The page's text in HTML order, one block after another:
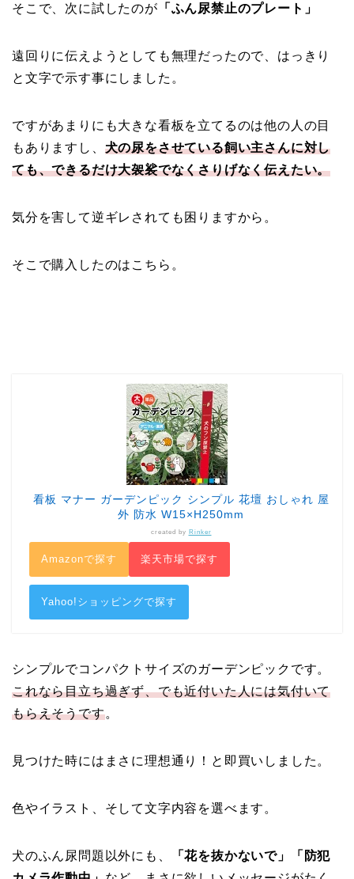
そこで、次に試したのが 「ふん尿禁止のプレート」
遠回りに伝えようとしても無理だったので、はっきり
と文字で示す事にしました。
ですがあまりにも大きな看板を立てるのは他の人の目
もありますし、 犬の尿をさせている飼い主さんに対し
ても、できるだけ大袈裟でなくさりげなく伝えたい。
気分を害して逆ギレされても困りますから。
そこで購入したのはこちら。
看板 マナー ガーデンピック シンプル 花壇 おしゃれ 屋
外 防水 W15×H250mm
created by Rinker
Amazonで探す 楽天市場で探す
Yahoo!ショッピングで探す
シンプルでコンパクトサイズのガーデンピックです。
これなら目立ち過ぎず、でも近付いた人には気付いて
もらえそうです。
見つけた時にはまさに理想通り！と即買いしました。
色やイラスト、そして文字内容を選べます。
犬のふん尿問題以外にも、
「花を抜かないで」「防犯